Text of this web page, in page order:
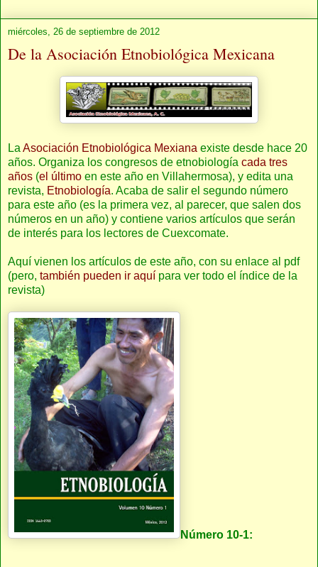
miércoles, 26 de septiembre de 2012
De la Asociación Etnobiológica Mexicana
La Asociación Etnobiológica Mexiana existe desde hace 20
años. Organiza los congresos de etnobiología cada tres
años (el último en este año en Villahermosa), y edita una
revista, Etnobiología. Acaba de salir el segundo número
para este año (es la primera vez, al parecer, que salen dos
números en un año) y contiene varios artículos que serán
de interés para los lectores de Cuexcomate.
Aquí vienen los artículos de este año, con su enlace al pdf
(pero, también pueden ir aquí para ver todo el índice de la
revista)
Número 10-1: